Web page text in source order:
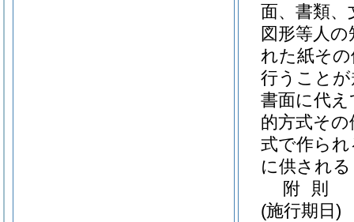
面、書類、
図形等人
れた紙そ
行うこと
書面に代
的方式そ
式で作ら
に供され
附 則
(施行期日)